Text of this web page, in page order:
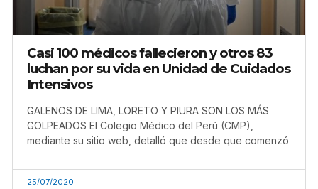
Casi 100 médicos fallecieron y otros 83
luchan por su vida en Unidad de Cuidados
Intensivos
GALENOS DE LIMA, LORETO Y PIURA SON LOS MÁS
GOLPEADOS El Colegio Médico del Perú (CMP),
mediante su sitio web, detalló que desde que comenzó
25/07/2020